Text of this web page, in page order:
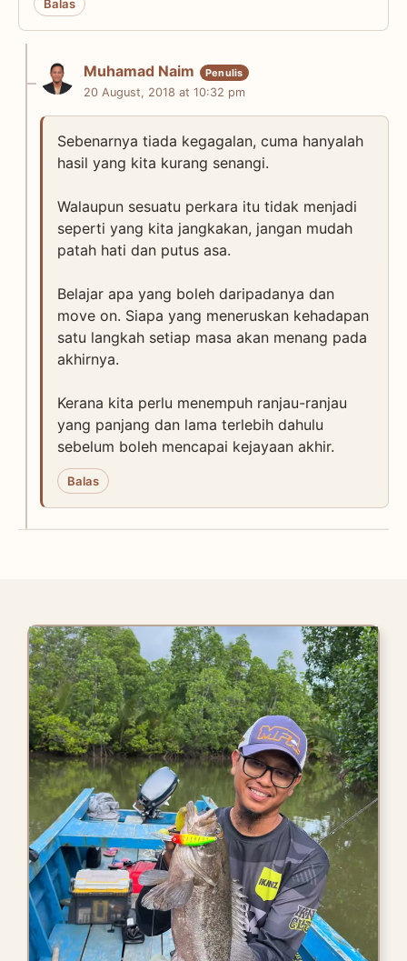
Balas
Muhamad Naim
20 August, 2018 at 10:32 pm
Sebenarnya tiada kegagalan, cuma hanyalah
hasil yang kita kurang senangi.
Walaupun sesuatu perkara itu tidak menjadi
seperti yang kita jangkakan, jangan mudah
patah hati dan putus asa.
Belajar apa yang boleh daripadanya dan
move on. Siapa yang meneruskan kehadapan
satu langkah setiap masa akan menang pada
akhirnya.
Kerana kita perlu menempuh ranjau-ranjau
yang panjang dan lama terlebih dahulu
sebelum boleh mencapai kejayaan akhir.
Balas